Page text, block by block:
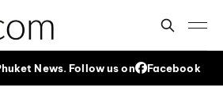
News. Follow us on Facebook